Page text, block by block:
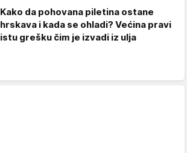
Kako da pohovana piletina ostane
hrskava i kada se ohladi? Većina pravi
istu grešku čim je izvadi iz ulja